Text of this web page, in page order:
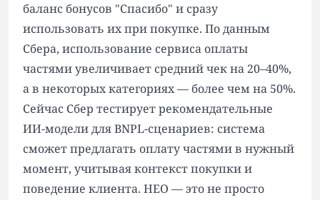
баланс бонусов "Спасибо" и сразу
использовать их при покупке. По данным
Сбера, использование сервиса оплаты
частями увеличивает средний чек на 20–40%,
а в некоторых категориях — более чем на 50%.
Сейчас Сбер тестирует рекомендательные
ИИ-модели для BNPL-сценариев: система
сможет предлагать оплату частями в нужный
момент, учитывая контекст покупки и
поведение клиента. НЕО — это не просто